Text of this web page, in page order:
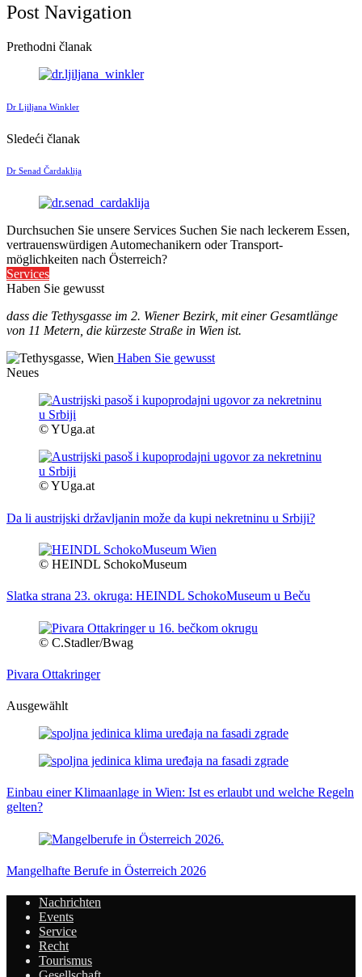
Post Navigation
Prethodni članak
Dr Ljiljana Winkler
Sledeći članak
Dr Senad Čardaklija
Durchsuchen Sie unsere Services Suchen Sie nach leckerem Essen,
vertrauenswürdigen Automechanikern oder Transport-
möglichkeiten nach Österreich?
Services
Haben Sie gewusst
dass die Tethysgasse im 2. Wiener Bezirk, mit einer Gesamtlänge
von 11 Metern, die kürzeste Straße in Wien ist.
Haben Sie gewusst
Neues
© YUga.at
© YUga.at
Da li austrijski državljanin može da kupi nekretninu u Srbiji?
© HEINDL SchokoMuseum
Slatka strana 23. okruga: HEINDL SchokoMuseum u Beču
© C.Stadler/Bwag
Pivara Ottakringer
Ausgewählt
Einbau einer Klimaanlage in Wien: Ist es erlaubt und welche Regeln
gelten?
Mangelhafte Berufe in Österreich 2026
Nachrichten
Events
Service
Recht
Tourismus